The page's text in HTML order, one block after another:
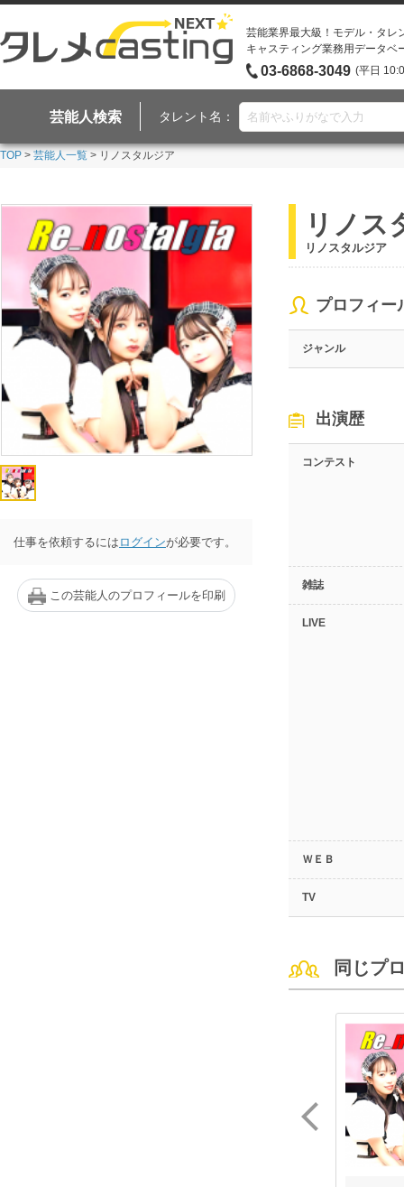
芸能業界最大級！モデル・タレ
キャスティング業務用データベ
03-6868-3049 (平日
芸能人検索 タレント名：
TOP > 芸能人一覧 > リノスタルジア
仕事を依頼するには ログインが必要です。
この芸能人のプロフィールを印刷
リノス
リノスタルジア
プロフィー
ジャンル
出演歴
コンテスト
雑誌
LIVE
ＷＥＢ
TV
同じプ